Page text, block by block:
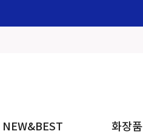
NEW&BEST 화장품